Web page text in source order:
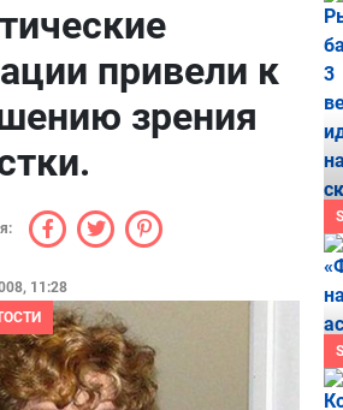
привели к
зрения
11:28